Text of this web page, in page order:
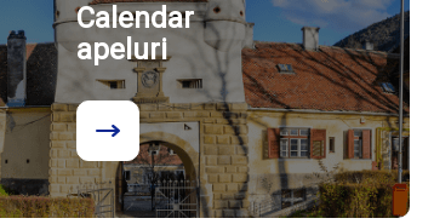
Calendar
apeluri